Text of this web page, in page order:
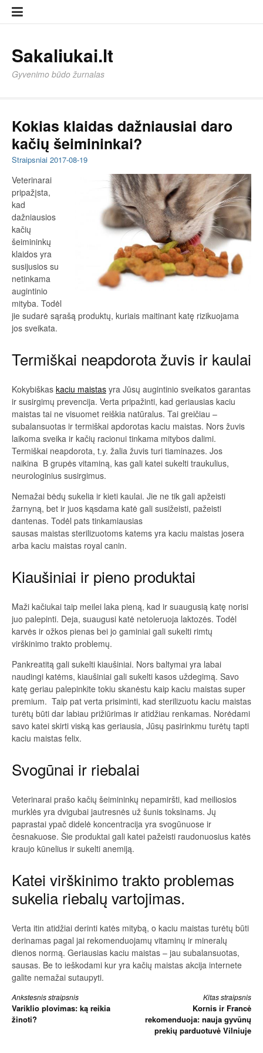
prie
Page
Page
Sakaliukai.lt
Gyvenimo būdo žurnalas
Kokias klaidas dažniausiai daro
kačių šeimininkai?
Straipsniai 2017-08-19
Veterinarai
pripažįsta,
kad
dažniausios
kačių
šeimininkų
klaidos yra
susijusios su
netinkama
augintinio
mityba. Todėl
jie sudarė sąrašą produktų, kuriais maitinant katę rizikuojama
jos sveikata.
Termiškai neapdorota žuvis ir kaulai
Kokybiškas kaciu maistas yra Jūsų augintinio sveikatos garantas
ir susirgimų prevencija. Verta pripažinti, kad geriausias kaciu
maistas tai ne visuomet reiškia natūralus. Tai greičiau –
subalansuotas ir termiškai apdorotas kaciu maistas. Nors žuvis
laikoma sveika ir kačių racionui tinkama mitybos dalimi.
Termiškai neapdorota, t.y. žalia žuvis turi tiaminazes. Jos
naikina B grupės vitaminą, kas gali katei sukelti traukulius,
neurologinius susirgimus.
Nemažai bėdų sukelia ir kieti kaulai. Jie ne tik gali apžeisti
žarnyną, bet ir juos kąsdama katė gali susižeisti, pažeisti
dantenas. Todėl pats tinkamiausias
sausas maistas sterilizuotoms katems yra kaciu maistas josera
arba kaciu maistas royal canin.
Kiaušiniai ir pieno produktai
Maži kačiukai taip meilei laka pieną, kad ir suaugusią katę norisi
juo palepinti. Deja, suaugusi katė netoleruoja laktozės. Todėl
karvės ir ožkos pienas bei jo gaminiai gali sukelti rimtų
virškinimo trakto problemų.
Pankreatitą gali sukelti kiaušiniai. Nors baltymai yra labai
naudingi katėms, kiaušiniai gali sukelti kasos uždegimą. Savo
katę geriau palepinkite tokiu skanėstu kaip kaciu maistas super
premium. Taip pat verta prisiminti, kad sterilizuotu kaciu maistas
turėtų būti dar labiau prižiūrimas ir atidžiau renkamas. Norėdami
savo katei skirti viską kas geriausia, Jūsų pasirinkmu turėtų tapti
kaciu maistas felix.
Svogūnai ir riebalai
Veterinarai prašo kačių šeimininkų nepamiršti, kad meiliosios
murklės yra dvigubai jautresnės už šunis toksinams. Jų
paprastai ypač didelė koncentracija yra svogūnuose ir
česnakuose. Šie produktai gali katei pažeisti raudonuosius katės
kraujo kūnelius ir sukelti anemiją.
Katei virškinimo trakto problemas
sukelia riebalų vartojimas.
Verta itin atidžiai derinti katės mitybą, o kaciu maistas turėtų būti
derinamas pagal jai rekomenduojamų vitaminų ir mineralų
dienos normą. Geriausias kaciu maistas – jau subalansuotas,
sausas. Be to ieškodami kur yra kačių maistas akcija internete
galite nemažai sutaupyti.
Skaityti
toliau
Ankstesnis straipsnis
Variklio plovimas: ką reikia
žinoti?
Kitas straipsnis
Kornis ir Francė
rekomenduoja: nauja gyvūnų
prekių parduotuvė Vilniuje